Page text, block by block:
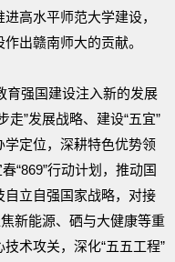
高水平师范大学建设，
出赣南师大的贡献。
育强国建设注入新的发展
”发展战略、建设“五宜”
定位，深耕特色优势领
“869”行动计划，推动国
立自强国家战略，对接
新能源、硒与大健康等重
术攻关，深化“五五工程”